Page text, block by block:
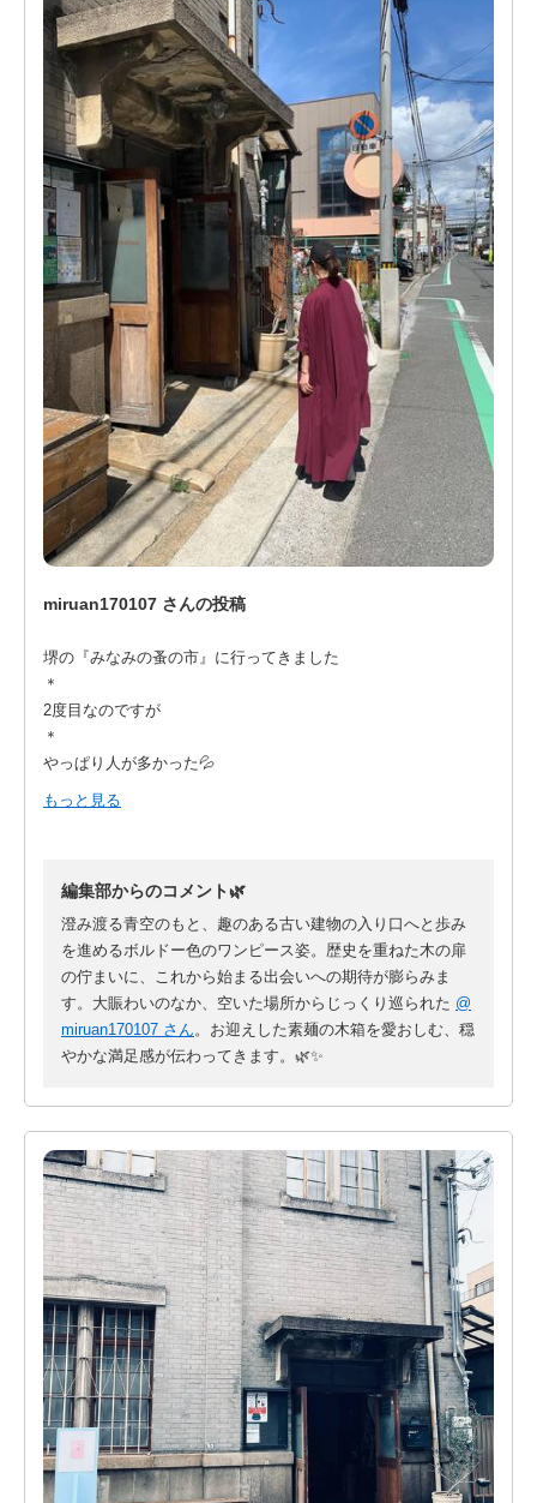
miruan170107 さんの投稿
堺の『みなみの蚤の市』に行ってきました
＊
2度目なのですが
＊
やっぱり人が多かった💦
＊
もっと見る
編集部からのコメント🌿
澄み渡る青空のもと、趣のある古い建物の入り口へと歩み
を進めるボルドー色のワンピース姿。歴史を重ねた木の扉
の佇まいに、これから始まる出会いへの期待が膨らみま
す。大賑わいのなか、空いた場所からじっくり巡られた @
miruan170107 さん 。お迎えした素麺の木箱を愛おしむ、穏
やかな満足感が伝わってきます。🌿✨